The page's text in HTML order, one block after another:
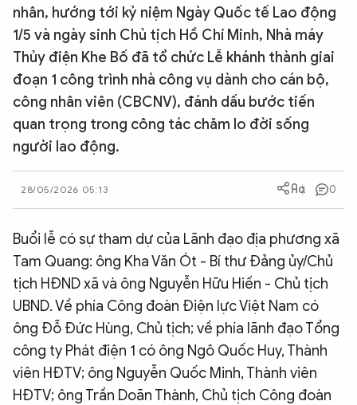
XÃ HỘI
PHÁP LUẬT
CÔNG NGHỆ
QUỐC TẾ
BẠN ĐỌC & CAND
ĐA PHƯƠNG TIỆN
eMagazine
Podcast
Video Ảnh
nhân, hướng tới kỷ niệm Ngày Quốc tế Lao động
1/5 và ngày sinh Chủ tịch Hồ Chí Minh, Nhà máy
Thủy điện Khe Bố đã tổ chức Lễ khánh thành giai
đoạn 1 công trình nhà công vụ dành cho cán bộ,
công nhân viên (CBCNV), đánh dấu bước tiến
quan trọng trong công tác chăm lo đời sống
người lao động.
28/05/2026 05:13 0
Buổi lễ có sự tham dự của Lãnh đạo địa phương xã
Tam Quang: ông Kha Văn Ót - Bí thư Đảng ủy/Chủ
tịch HĐND xã và ông Nguyễn Hữu Hiến - Chủ tịch
UBND. Về phía Công đoàn Điện lực Việt Nam có
ông Đỗ Đức Hùng, Chủ tịch; về phía lãnh đạo Tổng
công ty Phát điện 1 có ông Ngô Quốc Huy, Thành
viên HĐTV; ông Nguyễn Quốc Minh, Thành viên
HĐTV; ông Trần Doãn Thành, Chủ tịch Công đoàn